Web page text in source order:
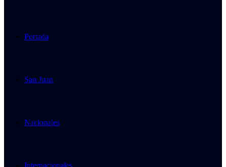
Portada
San Juan
Nacionales